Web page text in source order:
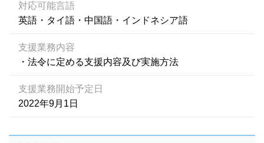
対応可能言語
英語・タイ語・中国語・インドネシア語
支援業務内容
・法令に定める支援内容及び実施方法
支援業務開始予定日
2022年9月1日